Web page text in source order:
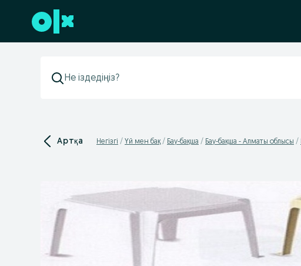
Төменгі деректемеге өту
Артқа Негізгі Үй мен бақ Бау-бақша Бау-бақша - Алматы облысы